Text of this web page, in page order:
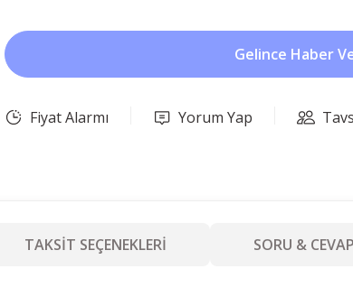
Gelince Haber
Fiyat Alarmı Yorum Yap
TAKSİT SEÇENEKLERİ SORU & CEVAP